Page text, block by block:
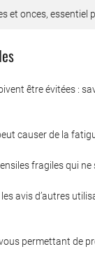
et onces,
être évitées :
causer de la
fragiles qui
avis d’autres
permettant de